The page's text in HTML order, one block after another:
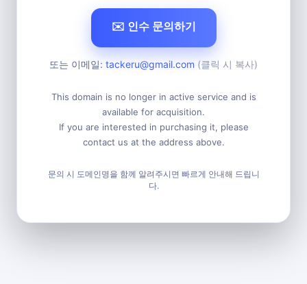
✉️ 인수 문의하기
또는 이메일: tackeru@gmail.com (클릭 시 복사)
This domain is no longer in active service and is
available for acquisition.
If you are interested in purchasing it, please
contact us at the address above.
문의 시 도메인명을 함께 알려주시면 빠르게 안내해 드립니
다.